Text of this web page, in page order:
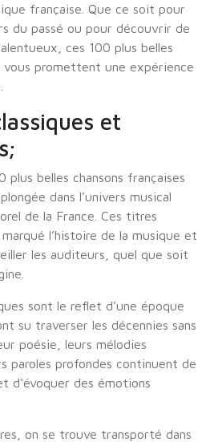
française. Que ce soit pour
du passé ou pour découvrir de
ces 100 plus belles
vous promettent une expérience
et
plus belles chansons françaises
dans l’univers musical
de la France. Ces titres
l’histoire de la musique et
les auditeurs, quel que soit
sont le reflet d’une époque
su traverser les décennies sans
poésie, leurs mélodies
paroles profondes continuent de
d’évoquer des émotions
on se trouve transporté dans